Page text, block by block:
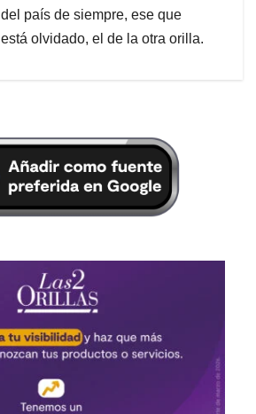
del país de siempre, ese que
está olvidado, el de la otra orilla.